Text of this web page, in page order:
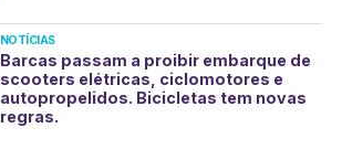
NOTÍCIAS
Barcas passam a proibir embarque de
scooters elétricas, ciclomotores e
autopropelidos. Bicicletas tem novas
regras.